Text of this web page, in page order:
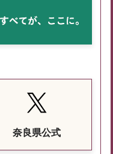
奈良県公式